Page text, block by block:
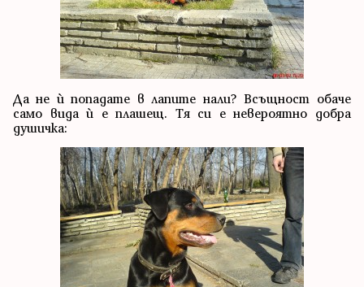
Да не ѝ попадате в лапите нали? Всъщност обаче
само вида ѝ е плашещ. Тя си е невероятно добра
душичка: